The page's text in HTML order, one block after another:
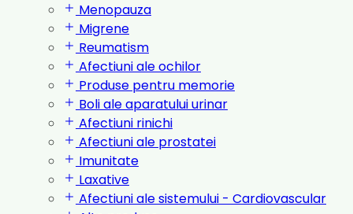
Menopauza
Migrene
Reumatism
Afectiuni ale ochilor
Produse pentru memorie
Boli ale aparatului urinar
Afectiuni rinichi
Afectiuni ale prostatei
Imunitate
Laxative
Afectiuni ale sistemului - Cardiovascular